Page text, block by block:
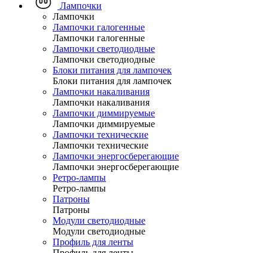
Лампочки
Лампочки
Лампочки галогенные
Лампочки галогенные
Лампочки светодиодные
Лампочки светодиодные
Блоки питания для лампочек
Блоки питания для лампочек
Лампочки накаливания
Лампочки накаливания
Лампочки диммируемые
Лампочки диммируемые
Лампочки технические
Лампочки технические
Лампочки энергосберегающие
Лампочки энергосберегающие
Ретро-лампы
Ретро-лампы
Патроны
Патроны
Модули светодиодные
Модули светодиодные
Профиль для ленты